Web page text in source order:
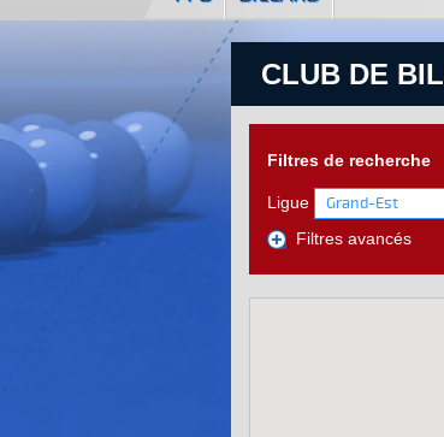
CLUB DE
Filtres de recherche
Ligue
Filtres avancés